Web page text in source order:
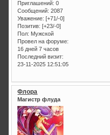
Приглашений: 0
Сообщений: 2087
Уважение: [+71/-0]
Позитив: [+23/-0]
Пол: Мужской
Провел на форуме:
16 дней 7 часов
Последний визит:
23-11-2025 12:51:05
Флора
Магистр флуда